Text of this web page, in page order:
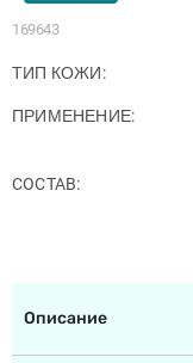
169643
ТИП КОЖИ
ПРИМЕНЕНИЕ
COCTAB
Описание